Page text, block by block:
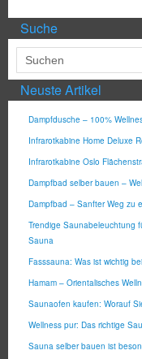
Suche
Neuste Artikel
Dampfdusche – 100%
Infrarotkabine Home Deluxe
Infrarotkabine Oslo
Dampfbad selber bauen –
Dampfbad – Sanfter Weg zu
Trendige Saunabeleuchtung
Sauna
Fasssauna: Was ist wichtig
Hamam – Orientalisches
Saunaofen kaufen: Worauf
Wellness pur: Das richtige
Sauna selber bauen ist